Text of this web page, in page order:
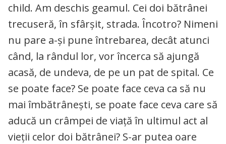
child. Am deschis geamul. Cei doi bătrânei
trecuseră, în sfârșit, strada. Încotro? Nimeni
nu pare a-și pune întrebarea, decât atunci
când, la rândul lor, vor încerca să ajungă
acasă, de undeva, de pe un pat de spital. Ce
se poate face? Se poate face ceva ca să nu
mai îmbătrânești, se poate face ceva care să
aducă un crâmpei de viață în ultimul act al
vieții celor doi bătrânei? S-ar putea oare